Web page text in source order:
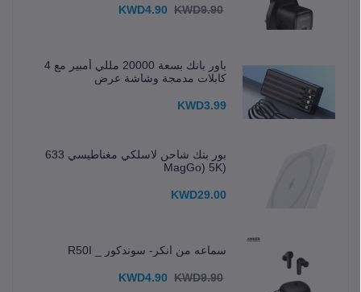
KWD4.90 KWD9.90
باور بانك بسعة 20000 مللي أمبير مع 4
كابلات مدمجة وشاشة عرض
KWD3.99
بور بنك شاحن لاسلكي مغناطيسي 633
(MagGo) 5K
KWD29.00
سماعه من انكر- سوندكور _ R50I
KWD4.90 KWD9.90